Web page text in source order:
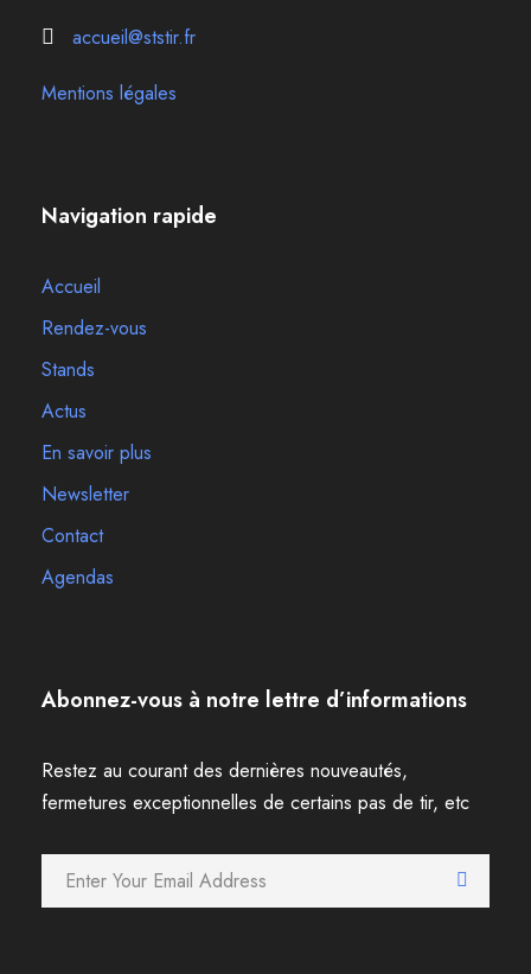
accueil@ststir.fr
Mentions légales
Navigation rapide
Accueil
Rendez-vous
Stands
Actus
En savoir plus
Newsletter
Contact
Agendas
Abonnez-vous à notre lettre d’informations
Restez au courant des dernières nouveautés,
fermetures exceptionnelles de certains pas de tir, etc